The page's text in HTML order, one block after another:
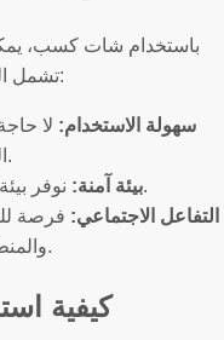
باستخدام شات كسب،
تشمل العديد من الفوائد مثل:
سهولة الاستخدام: لا
الدردشة.
بيئة آمنة:نوفر بيئة آمنة لجميع المستخدمين.
التفاعل الاجتماعي: فرصة
والمنطقة المحيطة.
كيفية